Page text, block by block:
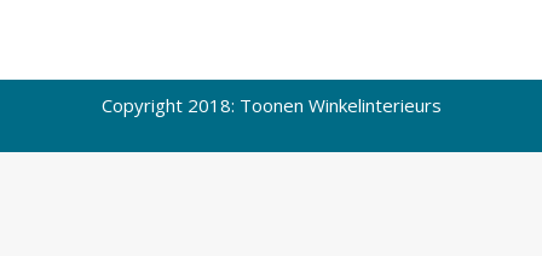
Copyright 2018: Toonen Winkelinterieurs